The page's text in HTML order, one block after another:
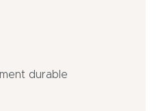
durable